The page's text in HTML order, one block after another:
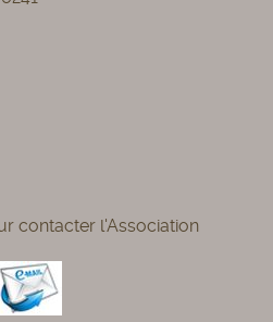
contacter l'Association